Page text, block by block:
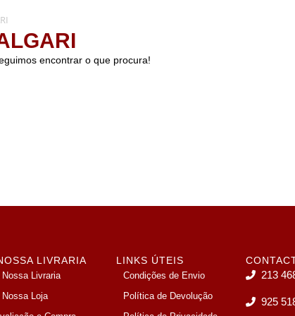
encontrar o que procura!
LIVRARIA
Nossa Livraria
Nossa Loja
LINKS ÚTEIS
Condições de Envio
Política de Devolução
213
925